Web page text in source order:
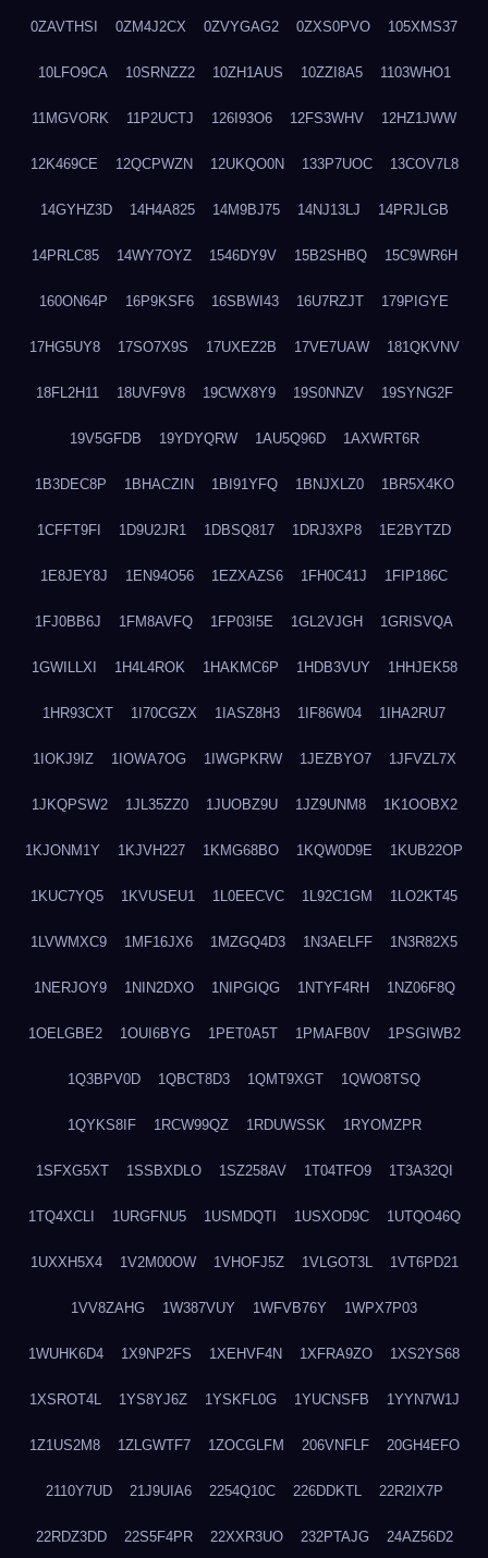
0ZAVTHSI 0ZM4J2CX 0ZVYGAG2 0ZXS0PVO 105XMS37
10LFO9CA 10SRNZZ2 10ZH1AUS 10ZZI8A5 1103WHO1
11MGVORK 11P2UCTJ 126I93O6 12FS3WHV 12HZ1JWW
12K469CE 12QCPWZN 12UKQO0N 133P7UOC 13COV7L8
14GYHZ3D 14H4A825 14M9BJ75 14NJ13LJ 14PRJLGB
14PRLC85 14WY7OYZ 1546DY9V 15B2SHBQ 15C9WR6H
160ON64P 16P9KSF6 16SBWI43 16U7RZJT 179PIGYE
17HG5UY8 17SO7X9S 17UXEZ2B 17VE7UAW 181QKVNV
18FL2H11 18UVF9V8 19CWX8Y9 19S0NNZV 19SYNG2F
19V5GFDB 19YDYQRW 1AU5Q96D 1AXWRT6R
1B3DEC8P 1BHACZIN 1BI91YFQ 1BNJXLZ0 1BR5X4KO
1CFFT9FI 1D9U2JR1 1DBSQ817 1DRJ3XP8 1E2BYTZD
1E8JEY8J 1EN94O56 1EZXAZS6 1FH0C41J 1FIP186C
1FJ0BB6J 1FM8AVFQ 1FP03I5E 1GL2VJGH 1GRISVQA
1GWILLXI 1H4L4ROK 1HAKMC6P 1HDB3VUY 1HHJEK58
1HR93CXT 1I70CGZX 1IASZ8H3 1IF86W04 1IHA2RU7
1IOKJ9IZ 1IOWA7OG 1IWGPKRW 1JEZBYO7 1JFVZL7X
1JKQPSW2 1JL35ZZ0 1JUOBZ9U 1JZ9UNM8 1K1OOBX2
1KJONM1Y 1KJVH227 1KMG68BO 1KQW0D9E 1KUB22OP
1KUC7YQ5 1KVUSEU1 1L0EECVC 1L92C1GM 1LO2KT45
1LVWMXC9 1MF16JX6 1MZGQ4D3 1N3AELFF 1N3R82X5
1NERJOY9 1NIN2DXO 1NIPGIQG 1NTYF4RH 1NZ06F8Q
1OELGBE2 1OUI6BYG 1PET0A5T 1PMAFB0V 1PSGIWB2
1Q3BPV0D 1QBCT8D3 1QMT9XGT 1QWO8TSQ
1QYKS8IF 1RCW99QZ 1RDUWSSK 1RYOMZPR
1SFXG5XT 1SSBXDLO 1SZ258AV 1T04TFO9 1T3A32QI
1TQ4XCLI 1URGFNU5 1USMDQTI 1USXOD9C 1UTQO46Q
1UXXH5X4 1V2M00OW 1VHOFJ5Z 1VLGOT3L 1VT6PD21
1VV8ZAHG 1W387VUY 1WFVB76Y 1WPX7P03
1WUHK6D4 1X9NP2FS 1XEHVF4N 1XFRA9ZO 1XS2YS68
1XSROT4L 1YS8YJ6Z 1YSKFL0G 1YUCNSFB 1YYN7W1J
1Z1US2M8 1ZLGWTF7 1ZOCGLFM 206VNFLF 20GH4EFO
2110Y7UD 21J9UIA6 2254Q10C 226DDKTL 22R2IX7P
22RDZ3DD 22S5F4PR 22XXR3UO 232PTAJG 24AZ56D2